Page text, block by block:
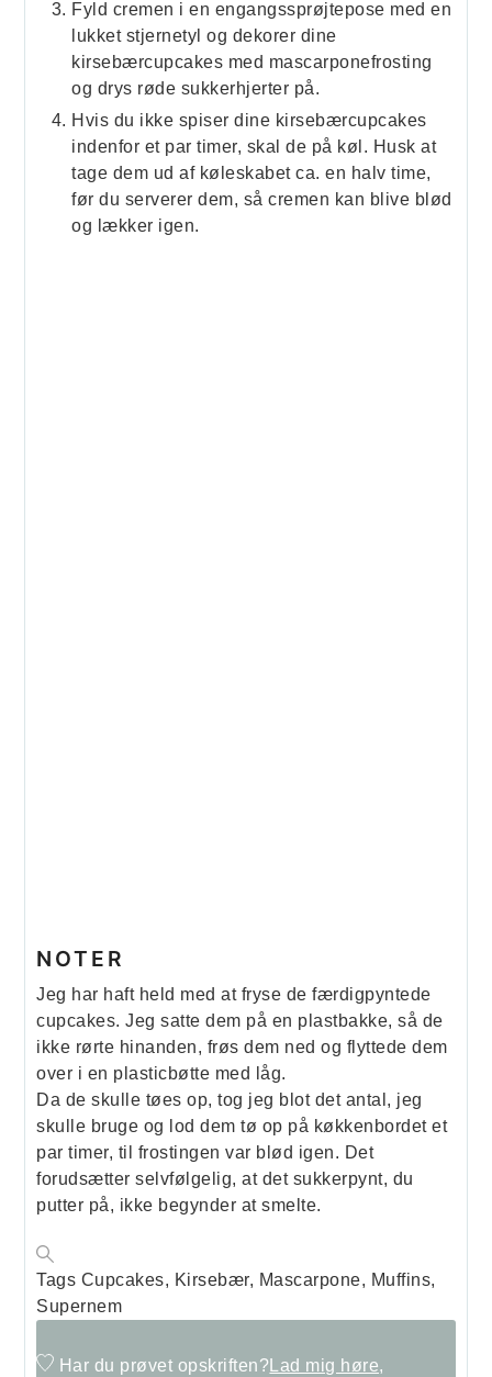
Fyld cremen i en engangssprøjtepose med en
lukket stjernetyl og dekorer dine
kirsebærcupcakes med mascarponefrosting
og drys røde sukkerhjerter på.
Hvis du ikke spiser dine kirsebærcupcakes
indenfor et par timer, skal de på køl. Husk at
tage dem ud af køleskabet ca. en halv time,
før du serverer dem, så cremen kan blive blød
og lækker igen.
NOTER
Jeg har haft held med at fryse de færdigpyntede
cupcakes. Jeg satte dem på en plastbakke, så de
ikke rørte hinanden, frøs dem ned og flyttede dem
over i en plasticbøtte med låg.
Da de skulle tøes op, tog jeg blot det antal, jeg
skulle bruge og lod dem tø op på køkkenbordet et
par timer, til frostingen var blød igen. Det
forudsætter selvfølgelig, at det sukkerpynt, du
putter på, ikke begynder at smelte.
Tags Cupcakes, Kirsebær, Mascarpone, Muffins,
Supernem
Har du prøvet opskriften? Lad mig høre,